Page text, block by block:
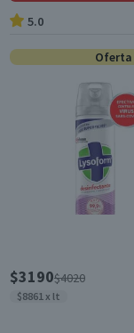
5.0
Oferta
$3190$4020
$8861 x lt